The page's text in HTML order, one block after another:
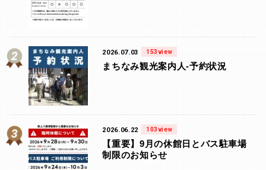
2026.07.03 153view
まちなみ観光案内人-予約状況
2026.06.22 103view
【重要】9月の休館日とバス駐車場
制限のお知らせ